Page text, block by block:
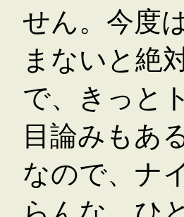
せん。今度
まないと絶
で、きっと
目論みもあ
なので、ナ